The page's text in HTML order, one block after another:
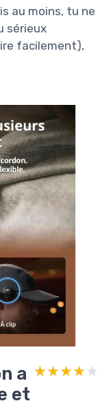
au moins, tu ne
sérieux
facilement),
a
et
★★★★★
★★★★★